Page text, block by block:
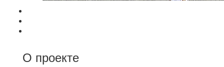
О проекте